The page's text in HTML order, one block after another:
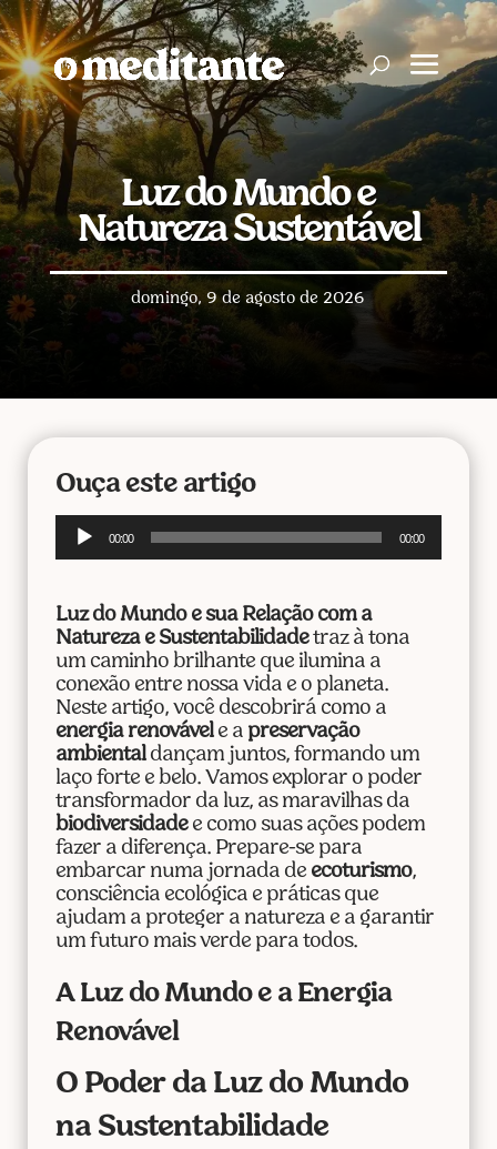
Luz do Mundo e
Natureza Sustentável
domingo, 9 de agosto de 2026
Ouça este artigo
Tocador
00:00 00:00
Luz do Mundo e sua Relação com a
Natureza e Sustentabilidadetraz à tona
um caminho brilhante que ilumina a
conexão entre nossa vida e o planeta.
Neste artigo, você descobrirá como a
energia renovávele a preservação
ambientaldançam juntos, formando um
laço forte e belo. Vamos explorar o poder
transformador da luz, as maravilhas da
biodiversidadee como suas ações podem
fazer a diferença. Prepare-se para
embarcar numa jornada de ecoturismo,
consciência ecológica e práticas que
ajudam a proteger a natureza e a garantir
um futuro mais verde para todos.
A Luz do Mundo e a Energia
Renovável
O Poder da Luz do Mundo
na Sustentabilidade